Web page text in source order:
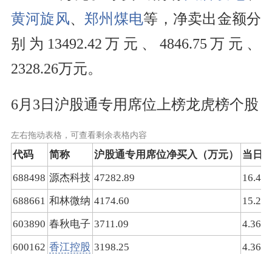
黄河旋风、郑州煤电等，净卖出金额分
别为13492.42万元、4846.75万元、
2328.26万元。
6月3日沪股通专用席位上榜龙虎榜个股
左右拖动表格，可查看剩余表格内容
代码 简称 沪股通专用席位净买入（万元）
当日
688498 源杰科技 47282.89
16.41
688661 和林微纳 4174.60
15.21
603890 春秋电子 3711.09
4.36
600162 香江控股 3198.25
4.36